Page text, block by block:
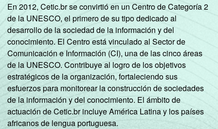
En 2012, Cetic.br se convirtió en un Centro de Categoría 2
de la UNESCO, el primero de su tipo dedicado al
desarrollo de la sociedad de la información y del
conocimiento. El Centro está vinculado al Sector de
Comunicación e Información (CI), una de las cinco áreas
de la UNESCO. Contribuye al logro de los objetivos
estratégicos de la organización, fortaleciendo sus
esfuerzos para monitorear la construcción de sociedades
de la información y del conocimiento. El ámbito de
actuación de Cetic.br incluye América Latina y los países
africanos de lengua portuguesa.